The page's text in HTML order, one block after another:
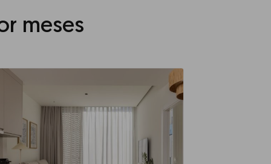
meses